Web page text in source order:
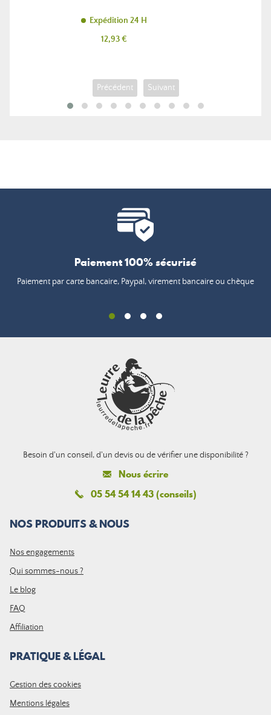
Expédition 24 H
Prix
12,93 €
Précédent Suivant
Paiement 100% sécurisé
Paiement par carte bancaire, Paypal, virement bancaire ou chèque
Besoin d'un conseil, d'un devis ou de vérifier une disponibilité ?
Nous écrire
05 54 54 14 43 (conseils)
NOS PRODUITS & NOUS
Nos engagements
Qui sommes-nous ?
Le blog
FAQ
Affiliation
PRATIQUE & LÉGAL
Gestion des cookies
Mentions légales